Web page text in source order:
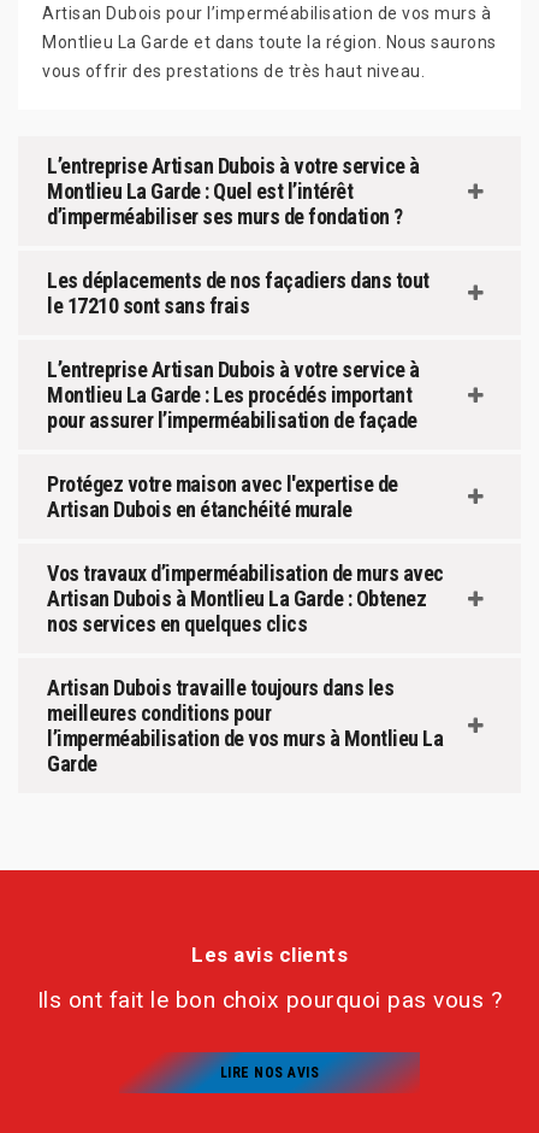
Artisan Dubois pour l’imperméabilisation de vos murs à
Montlieu La Garde et dans toute la région. Nous saurons
vous offrir des prestations de très haut niveau.
L’entreprise Artisan Dubois à votre service à
Montlieu La Garde : Quel est l’intérêt
d’imperméabiliser ses murs de fondation ?
Les déplacements de nos façadiers dans tout
le 17210 sont sans frais
L’entreprise Artisan Dubois à votre service à
Montlieu La Garde : Les procédés important
pour assurer l’imperméabilisation de façade
Protégez votre maison avec l'expertise de
Artisan Dubois en étanchéité murale
Vos travaux d’imperméabilisation de murs avec
Artisan Dubois à Montlieu La Garde : Obtenez
nos services en quelques clics
Artisan Dubois travaille toujours dans les
meilleures conditions pour
l’imperméabilisation de vos murs à Montlieu La
Garde
Les avis clients
Ils ont fait le bon choix pourquoi pas vous ?
LIRE NOS AVIS